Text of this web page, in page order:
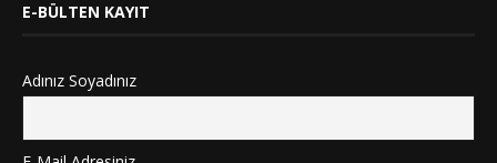
E-BÜLTEN KAYIT
Adınız Soyadınız